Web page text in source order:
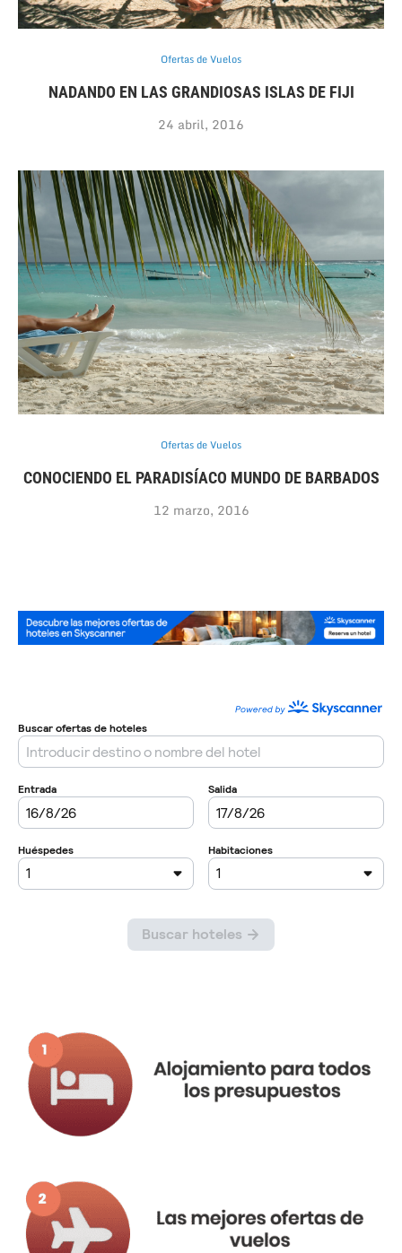
Ofertas de Vuelos
NADANDO EN LAS GRANDIOSAS ISLAS DE FIJI
24 abril, 2016
Ofertas de Vuelos
CONOCIENDO EL PARADISÍACO MUNDO DE BARBADOS
12 marzo, 2016